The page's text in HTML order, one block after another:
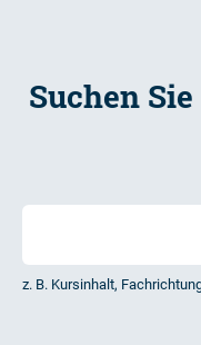
Suchen
z. B. Kursinhalt,